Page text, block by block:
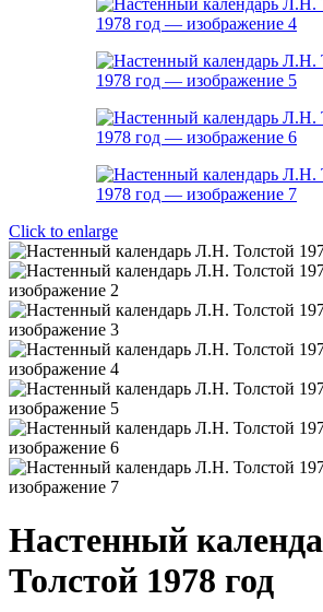
Click to enlarge
Настенный
Толстой 1978 год